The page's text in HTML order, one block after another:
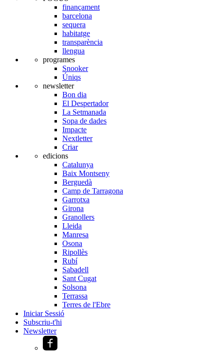
finançament
barcelona
sequera
habitatge
transparència
llengua
programes
Snooker
Úniqs
newsletter
Bon dia
El Despertador
La Setmanada
Sopa de dades
Impacte
Nextletter
Criar
edicions
Catalunya
Baix Montseny
Berguedà
Camp de Tarragona
Garrotxa
Girona
Granollers
Lleida
Manresa
Osona
Ripollès
Rubí
Sabadell
Sant Cugat
Solsona
Terrassa
Terres de l'Ebre
Iniciar Sessió
Subscriu-t'hi
Newsletter